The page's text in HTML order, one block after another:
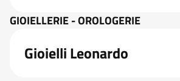
GIOIELLERIE - OROLOGERIE
Gioielli Leonardo